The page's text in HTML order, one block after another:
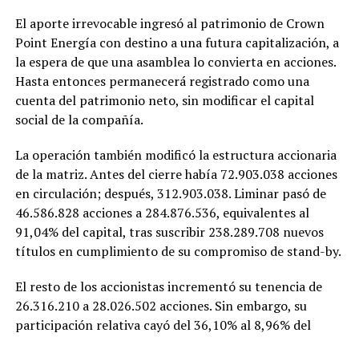
El aporte irrevocable ingresó al patrimonio de Crown
Point Energía con destino a una futura capitalización, a
la espera de que una asamblea lo convierta en acciones.
Hasta entonces permanecerá registrado como una
cuenta del patrimonio neto, sin modificar el capital
social de la compañía.
La operación también modificó la estructura accionaria
de la matriz. Antes del cierre había 72.903.038 acciones
en circulación; después, 312.903.038. Liminar pasó de
46.586.828 acciones a 284.876.536, equivalentes al
91,04% del capital, tras suscribir 238.289.708 nuevos
títulos en cumplimiento de su compromiso de stand-by.
El resto de los accionistas incrementó su tenencia de
26.316.210 a 28.026.502 acciones. Sin embargo, su
participación relativa cayó del 36,10% al 8,96% del